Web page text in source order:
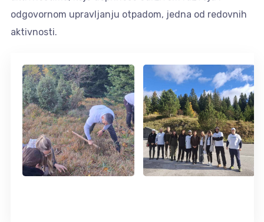
odgovornom upravljanju otpadom, jedna od redovnih
aktivnosti.